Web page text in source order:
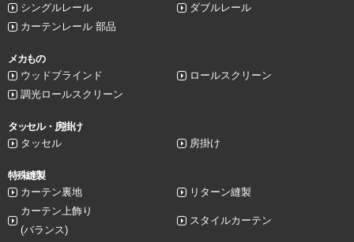
シングルレール
ダブルレール
カーテンレール 部品
メカもの
ウッドブラインド
ロールスクリーン
調光ロールスクリーン
タッセル・房掛け
タッセル
房掛け
特殊縫製
カーテン裏地
リターン縫製
カーテン上飾り
(バランス)
スタイルカーテン